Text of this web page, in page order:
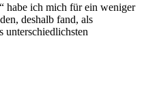
habe ich mich für ein weniger
deshalb fand, als
unterschiedlichsten